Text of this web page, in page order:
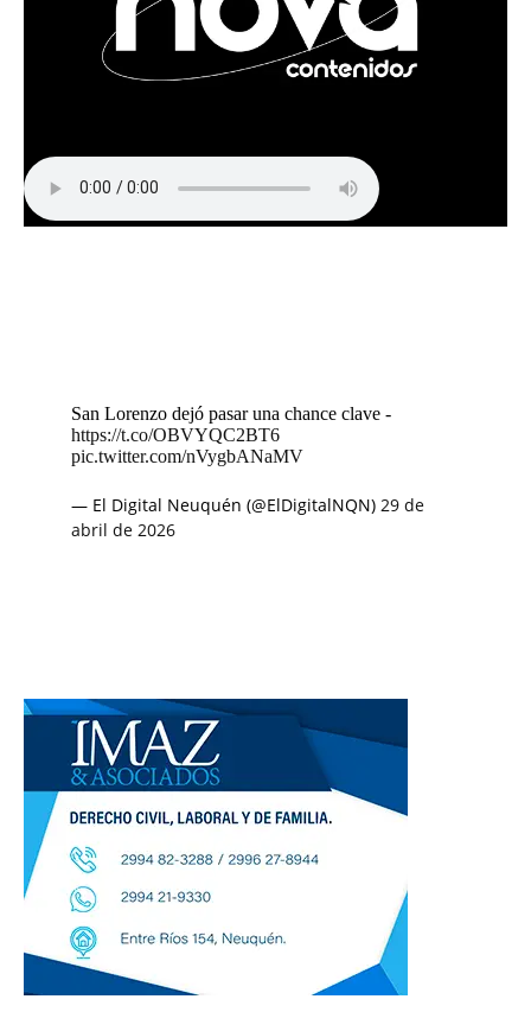
San Lorenzo dejó pasar una chance clave -
https://t.co/OBVYQC2BT6
pic.twitter.com/nVygbANaMV
— El Digital Neuquén (@ElDigitalNQN) 29 de
abril de 2026